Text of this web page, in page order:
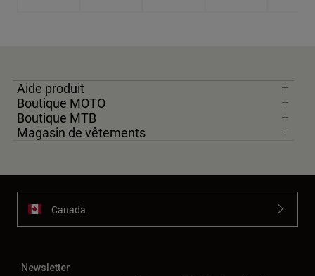
Aide produit
Boutique MOTO
Boutique MTB
Magasin de vêtements
Canada
Newsletter